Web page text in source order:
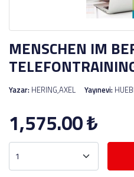
MENSCHEN IM
Yazar: HERING,AXEL Yayınevi:
1,575.00₺